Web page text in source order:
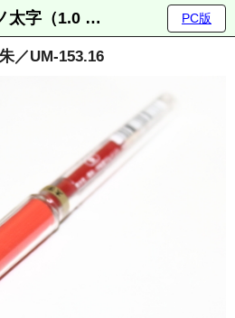
シグノ太字（1.0 mm）朱／UM-153.16 PC版
／UM-153.16